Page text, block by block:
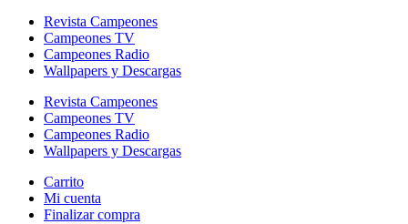
Revista Campeones
Campeones TV
Campeones Radio
Wallpapers y Descargas
Revista Campeones
Campeones TV
Campeones Radio
Wallpapers y Descargas
Carrito
Mi cuenta
Finalizar compra